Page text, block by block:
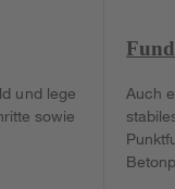
und lege
sowie
Auch